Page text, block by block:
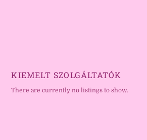
KIEMELT SZOLGÁLTATÓK
There are currently no listings to show.